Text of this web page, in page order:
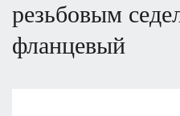
резьбовым
фланцевый